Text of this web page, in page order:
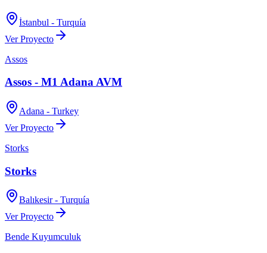
İstanbul - Turquía
Ver Proyecto
Assos
Assos - M1 Adana AVM
Adana - Turkey
Ver Proyecto
Storks
Storks
Balıkesir - Turquía
Ver Proyecto
Bende Kuyumculuk